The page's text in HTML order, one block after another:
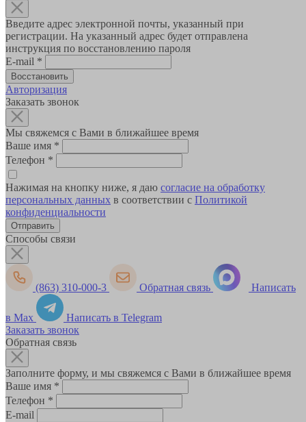
Введите адрес электронной почты, указанный при
регистрации. На указанный адрес будет отправлена
инструкция по восстановлению пароля
E-mail *
Авторизация
Заказать звонок
Мы свяжемся с Вами в ближайшее время
Ваше имя *
Телефон *
Нажимая на кнопку ниже, я даю согласие на обработку
персональных данных в соответствии с Политикой
конфиденциальности
Способы связи
(863) 310-000-3 Обратная связь Написать
в Max
Написать в Telegram
Заказать звонок
Обратная связь
Заполните форму, и мы свяжемся с Вами в ближайшее время
Ваше имя *
Телефон *
E-mail